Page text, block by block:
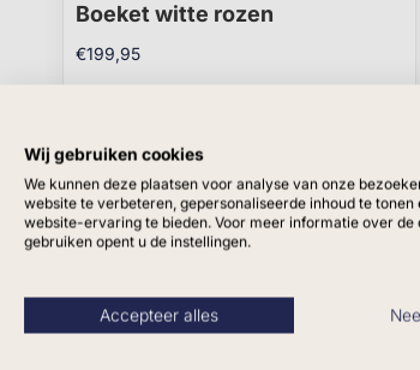
Boeket witte rozen
€199,95
Op voorraad
Wij gebruiken cookies
We kunnen deze plaatsen voor analyse van onze
website te verbeteren, gepersonaliseerde inhoud te tonen
website-ervaring te bieden. Voor meer informatie over de
gebruiken opent u de instellingen.
Accepteer alles